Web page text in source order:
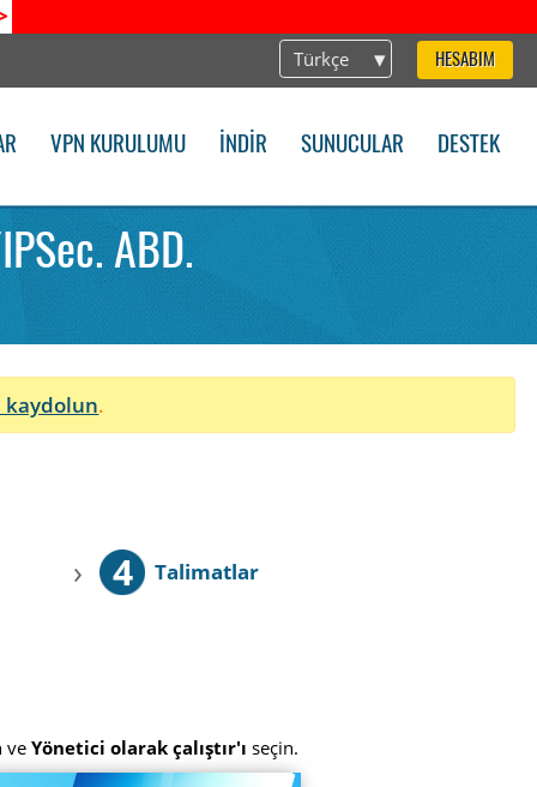
Türkçe HESABIM
VPN KURULUMU İNDIR SUNUCULAR DESTEK
ABD.
kaydolun.
› 4 Talimatlar
veYönetici olarak çalıştır'ı seçin.